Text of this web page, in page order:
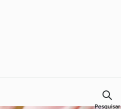
Pesquisar